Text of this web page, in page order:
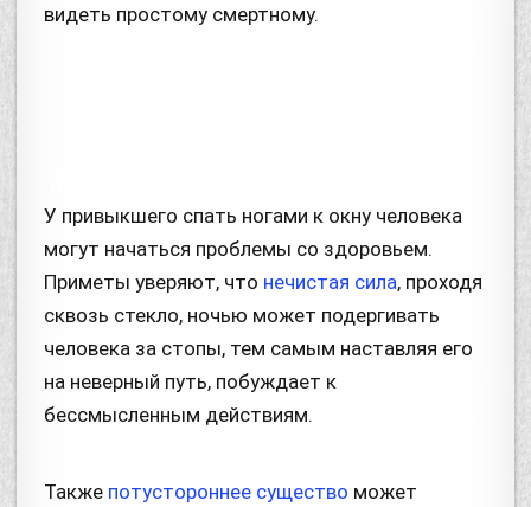
видеть простому смертному.
У привыкшего спать ногами к окну человека
могут начаться проблемы со здоровьем.
Приметы уверяют, что нечистая сила, проходя
сквозь стекло, ночью может подергивать
человека за стопы, тем самым наставляя его
на неверный путь, побуждает к
бессмысленным действиям.
Также потустороннее существо может